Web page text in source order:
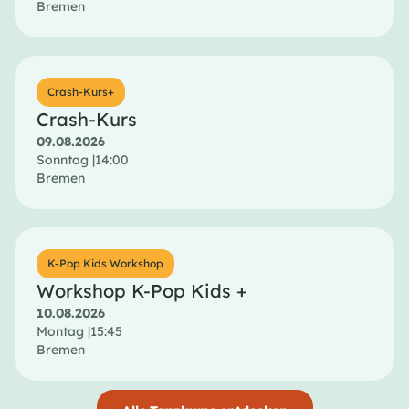
Bremen
Crash-Kurs+
Crash-Kurs
09.08.2026
Sonntag |14:00
Bremen
K-Pop Kids Workshop
Workshop K-Pop Kids +
10.08.2026
Montag |15:45
Bremen